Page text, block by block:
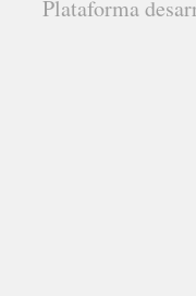
Plataforma